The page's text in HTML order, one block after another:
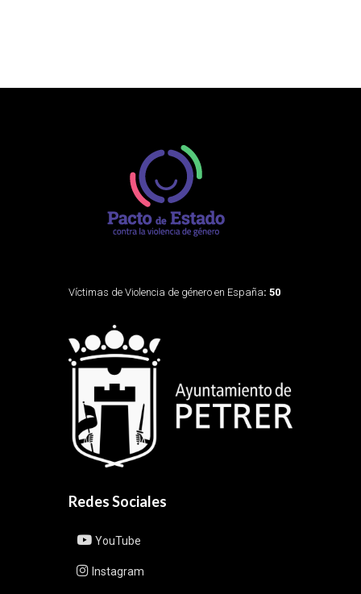
Víctimas de Violencia de género en España: 50
Redes Sociales
YouTube
Instagram